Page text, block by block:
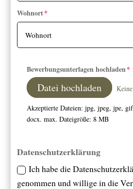
Wohnort
Bewerbungsunterlagen hochladen
Datei hochladen
Akzeptierte Dateien: jpg, jpeg, jpe,
docx. max. Dateigröße: 8 MB
Datenschutzerklärung
Ich habe die
genommen und willige in die